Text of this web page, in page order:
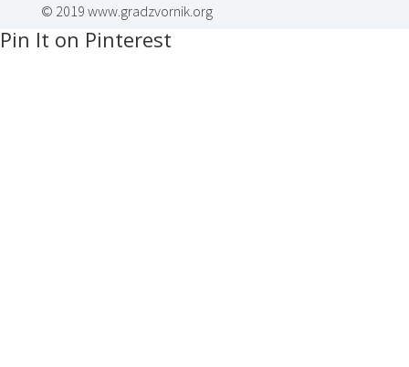
© 2019 www.gradzvornik.org
Pin It on Pinterest